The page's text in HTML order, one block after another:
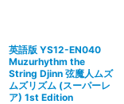
英語版 YS12-EN040
Muzurhythm the
String Djinn 弦魔人ムズ
ムズリズム (スーパーレ
ア) 1st Edition